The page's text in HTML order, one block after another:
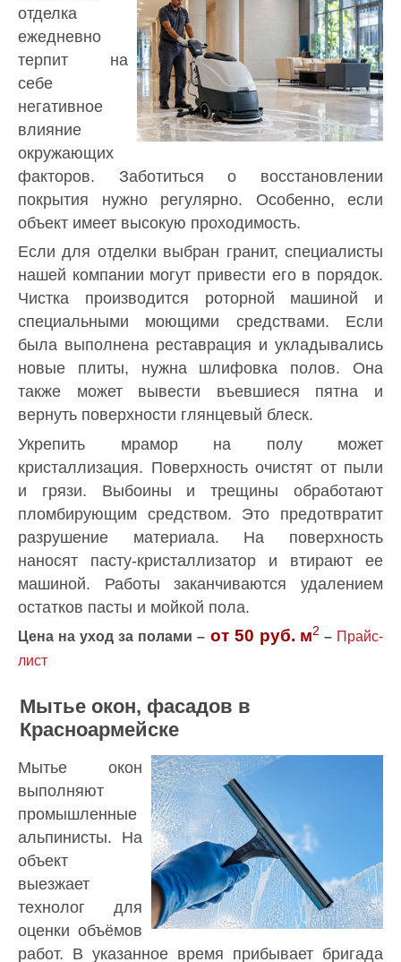
отделка
ежедневно
терпит на
себе
негативное
влияние
окружающих
факторов. Заботиться о восстановлении
покрытия нужно регулярно. Особенно, если
объект имеет высокую проходимость.
Если для отделки выбран гранит, специалисты
нашей компании могут привести его в порядок.
Чистка производится роторной машиной и
специальными моющими средствами. Если
была выполнена реставрация и укладывались
новые плиты, нужна шлифовка полов. Она
также может вывести въевшиеся пятна и
вернуть поверхности глянцевый блеск.
Укрепить мрамор на полу может
кристаллизация. Поверхность очистят от пыли
и грязи. Выбоины и трещины обработают
пломбирующим средством. Это предотвратит
разрушение материала. На поверхность
наносят пасту-кристаллизатор и втирают ее
машиной. Работы заканчиваются удалением
остатков пасты и мойкой пола.
Цена на уход за полами – от 50 руб. м2 – Прайс-
лист
Мытье окон, фасадов в
Красноармейске
Мытье окон
выполняют
промышленные
альпинисты. На
объект
выезжает
технолог для
оценки объёмов
работ. В указанное время прибывает бригада